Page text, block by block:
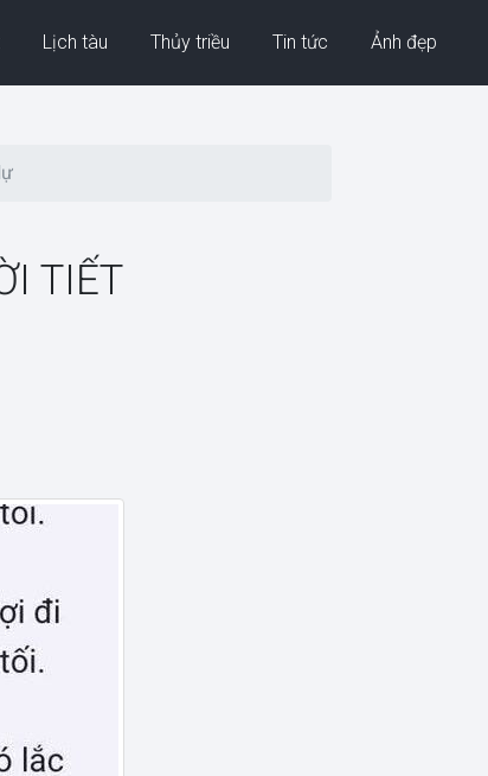
Lịch tàu Thủy triều Tin tức Ảnh đẹp
TIẾT